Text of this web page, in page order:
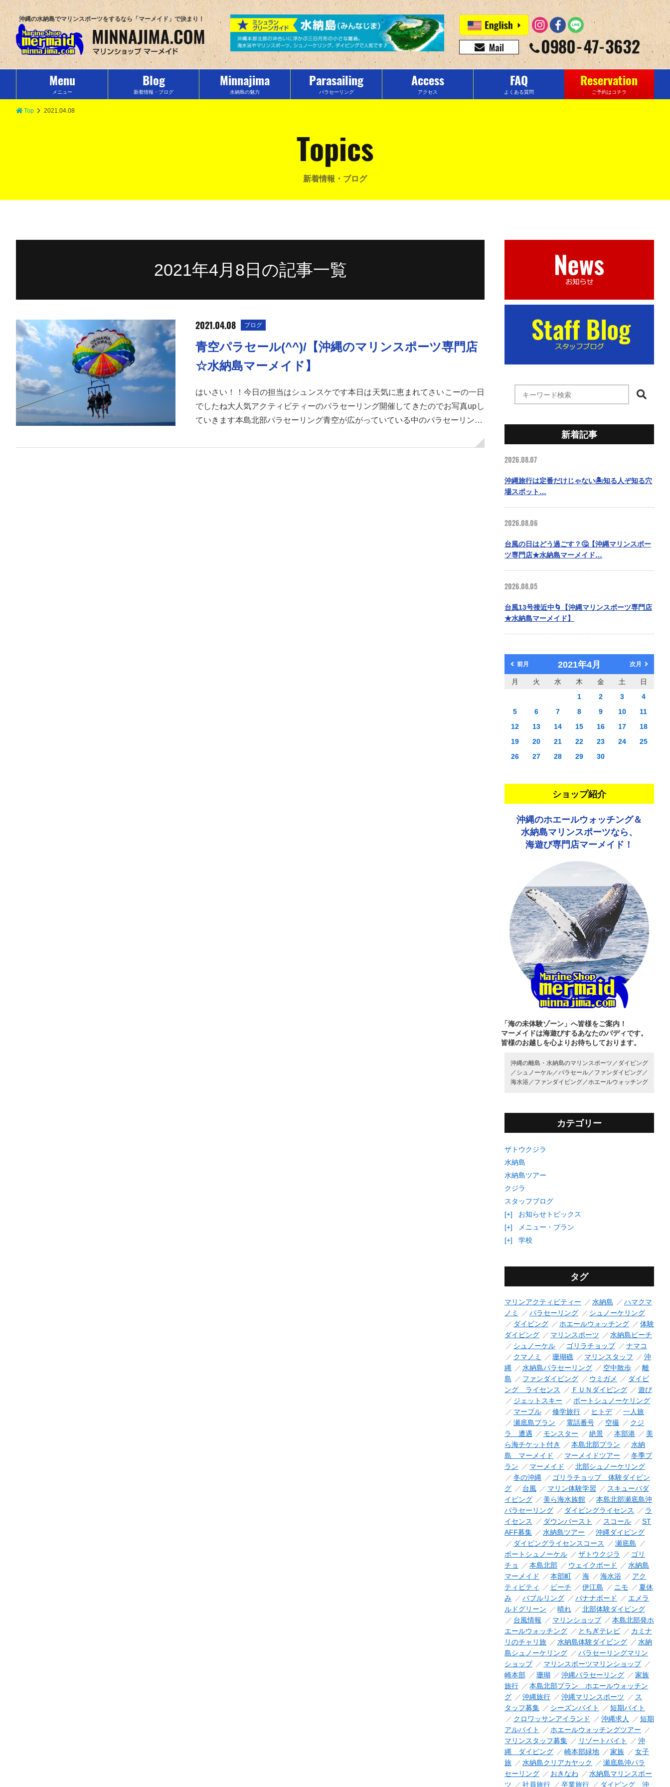
沖縄の水納島でマリンスポーツをするなら「マーメイド」で決まり！
Menu
メニュー
Blog
新着情報・ブログ
Minnajima
水納島の魅力
Parasailing
パラセーリング
Access
アクセス
FAQ
よくある質問
Reservation
ご予約はコチラ
Top 2021.04.08
Topics
新着情報・ブログ
2021年4月8日の記事一覧
2021.04.08 ブログ
青空パラセール(^^)/【沖縄のマリンスポーツ専門店
☆水納島マーメイド】
はいさい！！今日の担当はシュンスケです本日は天気に恵まれてさいこーの一日
でしたね大人気アクティビティーのパラセーリング開催してきたのでお写真upし
ていきます本島北部パラセーリング青空が広がっていている中のパラセーリン…
新着記事
2026.08.07
沖縄旅行は定番だけじゃない🏝️知る人ぞ知る穴
場スポット…
2026.08.06
台風の日はどう過ごす？🤔【沖縄マリンスポー
ツ専門店★水納島マーメイド…
2026.08.05
台風13号接近中🌀【沖縄マリンスポーツ専門店
★水納島マーメイド】
前月 2021年4月 次月
月 火 水 木 金 土
日
1
2 3
4
5
6 7 8 9 10
11
12
13 14 15 16 17
18
19
20 21 22 23 24
25
26
27 28 29 30
ショップ紹介
沖縄のホエールウォッチング＆
水納島マリンスポーツなら、
海遊び専門店マーメイド！
「海の未体験ゾーン」へ皆様をご案内！
マーメイドは海遊びするあなたのバディです。
皆様のお越しを心よりお待ちしております。
沖縄の離島・水納島のマリンスポーツ／ ダイビング
／ シュノーケル／ パラセール／ ファンダイビング／
海水浴／ ファンダイビング／ ホエールウォッチング
カテゴリー
ザトウクジラ
水納島
水納島ツアー
クジラ
スタッフブログ
[+]
お知らせトピックス
[+]
メニュー・プラン
[+]
学校
タグ
マリンアクティビティー 水納島
ハマクマ
ノミ
パラセーリング
シュノーケリング
ダイビング
ホエールウォッチング
体験
ダイビング
マリンスポーツ
水納島ビーチ
シュノーケル
ゴリラチョップ
ナマコ
クマノミ
珊瑚礁 マリンスタッフ
沖
縄
水納島パラセーリング 空中散歩
離
島
ファンダイビング ウミガメ
ダイビ
ング ライセンス
ＦＵＮダイビング
遊び
ジェットスキー
ボートシュノーケリング
マーブル
修学旅行 ヒトデ
一人旅
瀬底島プラン
電話番号 空撮
クジ
ラ 遭遇
モンスター 絶景 本部港
美
ら海チケット付き
本島北部プラン
水納
島 マーメイド
マーメイドツアー
冬季プ
ラン
マーメイド
北部シュノーケリング
冬の沖縄
ゴリラチョップ 体験ダイビン
グ
台風 マリン体験学習
スキューバダ
イビング
美ら海水族館
本島北部瀬底島沖
パラセーリング
ダイビングライセンス
ラ
イセンス
ダウンバースト スコール
ST
AFF募集
水納島ツアー
沖縄ダイビング
ダイビングライセンスコース
瀬底島
ボートシュノーケル
ザトウクジラ
ゴリ
チョ
本島北部 ウェイクボード
水納島
マーメイド
本部町 海 海水浴
アク
ティビティ
ビーチ 伊江島 ニモ
夏休
み
バブルリング バナナボード
エメラ
ルドグリーン
晴れ
北部体験ダイビング
台風情報
マリンショップ
本島北部発ホ
エールウォッチング
とちぎテレビ
カミナ
リのチャリ旅
水納島体験ダイビング
水納
島シュノーケリング
パラセーリングマリン
ショップ
マリンスポーツマリンショップ
崎本部
珊瑚 沖縄パラセーリング
家族
旅行
本島北部プラン ホエールウォッチン
グ
沖縄旅行 沖縄マリンスポーツ
ス
タッフ募集
シーズンバイト
短期バイト
クロワッサンアイランド
沖縄求人
短期
アルバイト
ホエールウォッチングツアー
マリンスタッフ募集
リゾートバイト
沖
縄 ダイビング
崎本部緑地 家族
女子
旅
水納島クリアカヤック
瀬底島沖パラ
セーリング
おきなわ
水納島マリンスポー
ツ
社員旅行 卒業旅行 ダイビング 沖